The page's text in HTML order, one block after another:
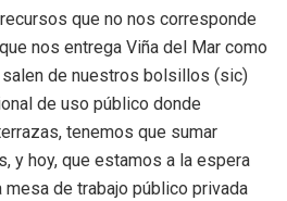
que no nos corresponde
nos entrega Viña del Mar como
de nuestros bolsillos (sic)
de uso público donde
tenemos que sumar
y hoy, que estamos a la espera
de trabajo público privada